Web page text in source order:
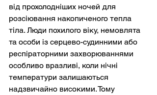
від прохолодніших ночей для
розсіювання накопиченого тепла
тіла. Люди похилого віку, немовлята
та особи із серцево-судинними або
респіраторними захворюваннями
особливо вразливі, коли нічні
температури залишаються
надзвичайно високими. Тому